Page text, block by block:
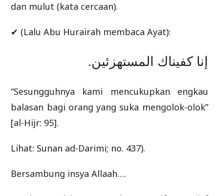
dan mulut (kata cercaan).
✔ (Lalu Abu Hurairah membaca Ayat):
ﺇنا ﻛﻔﻴﻨﺎﻙ ﺍﻟﻤﺴﺘﻬﺰﺋﻴﻦ.
“Sesungguhnya kami mencukupkan engkau
balasan bagi orang yang suka mengolok-olok”
[al-Hijr: 95].
Lihat: Sunan ad-Darimi; no. 437).
Bersambung insya Allaah….